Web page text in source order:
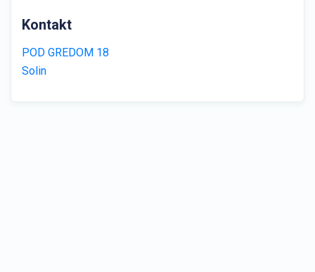
Kontakt
POD GREDOM 18
Solin